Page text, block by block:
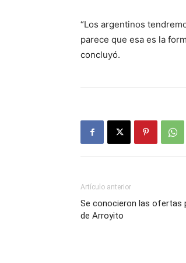
“Los argentinos
parece que esa es la
concluyó.
Artículo anterior
Se conocieron las ofertas
de Arroyito